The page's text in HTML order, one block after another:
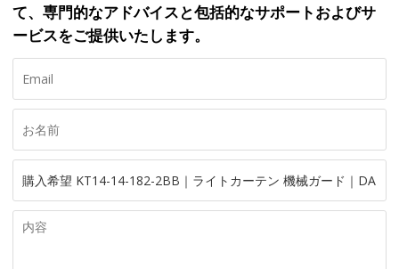
て、専門的なアドバイスと包括的なサポートおよびサ
ービスをご提供いたします。